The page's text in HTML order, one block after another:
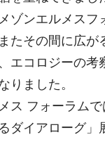
ゾンエルメスフ
たその間に広が
エコロジーの考
りました。
ス フォーラム
ダイアローグ」